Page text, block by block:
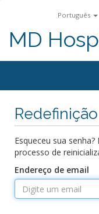
Português
MD
Esqueceu sua
processo de
Endereço de email